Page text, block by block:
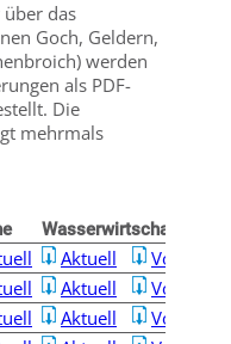
das
Goch, Geldern,
werden
als PDF-
Die
mehrmals
Wasserwirtschaftsjahr
Aktuell Vorjahr
Aktuell Vorjahr
Aktuell Vorjahr